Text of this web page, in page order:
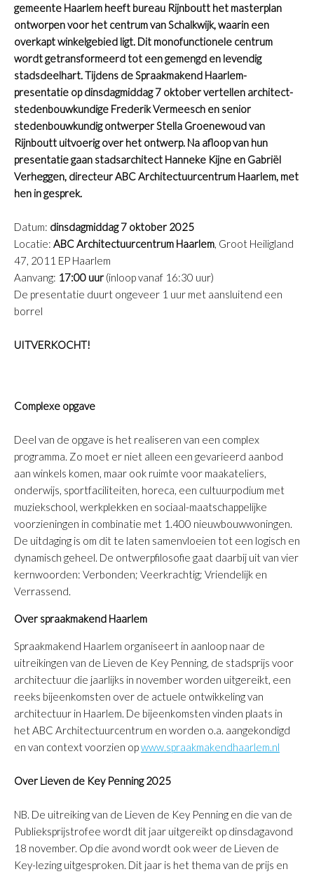
gemeente Haarlem heeft bureau Rijnboutt het masterplan
ontworpen voor het centrum van Schalkwijk, waarin een
overkapt winkelgebied ligt. Dit monofunctionele centrum
wordt getransformeerd tot een gemengd en levendig
stadsdeelhart. Tijdens de Spraakmakend Haarlem-
presentatie op dinsdagmiddag 7 oktober vertellen architect-
stedenbouwkundige Frederik Vermeesch en senior
stedenbouwkundig ontwerper Stella Groenewoud van
Rijnboutt uitvoerig over het ontwerp. Na afloop van hun
presentatie gaan stadsarchitect Hanneke Kijne en Gabriël
Verheggen, directeur ABC Architectuurcentrum Haarlem, met
hen in gesprek.
Datum: dinsdagmiddag 7 oktober 2025
Locatie: ABC Architectuurcentrum Haarlem, Groot Heiligland
47, 2011 EP Haarlem
Aanvang: 17:00 uur (inloop vanaf 16:30 uur)
De presentatie duurt ongeveer 1 uur met aansluitend een
borrel
UITVERKOCHT!
Complexe opgave
Deel van de opgave is het realiseren van een complex
programma. Zo moet er niet alleen een gevarieerd aanbod
aan winkels komen, maar ook ruimte voor maakateliers,
onderwijs, sportfaciliteiten, horeca, een cultuurpodium met
muziekschool, werkplekken en sociaal-maatschappelijke
voorzieningen in combinatie met 1.400 nieuwbouwwoningen.
De uitdaging is om dit te laten samenvloeien tot een logisch en
dynamisch geheel. De ontwerpfilosofie gaat daarbij uit van vier
kernwoorden: Verbonden; Veerkrachtig; Vriendelijk en
Verrassend.
Over spraakmakend Haarlem
Spraakmakend Haarlem organiseert in aanloop naar de
uitreikingen van de Lieven de Key Penning, de stadsprijs voor
architectuur die jaarlijks in november worden uitgereikt, een
reeks bijeenkomsten over de actuele ontwikkeling van
architectuur in Haarlem. De bijeenkomsten vinden plaats in
het ABC Architectuurcentrum en worden o.a. aangekondigd
en van context voorzien opwww.spraakmakendhaarlem.nl
Over Lieven de Key Penning 2025
NB. De uitreiking van de Lieven de Key Penning en die van de
Publieksprijstrofee wordt dit jaar uitgereikt op dinsdagavond
18 november. Op die avond wordt ook weer de Lieven de
Key-lezing uitgesproken. Dit jaar is het thema van de prijs en